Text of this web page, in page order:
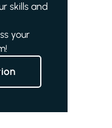
skills and
your